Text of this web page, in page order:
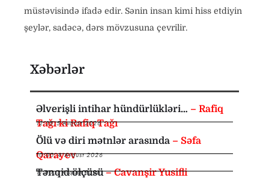
müstəvisində ifadə edir. Sənin insan kimi hiss etdiyin
şeylər, sadəcə, dərs mövzusuna çevrilir.
Xəbərlər
Əlverişli intihar hündürlükləri… – Rafiq
Tağı ki Rafiq Tağı
12:35,5 Avqust 2026
Ölü və diri mətnlər arasında – Səfa
Qarayev
10:00,4 Avqust 2026
Tənqid ölçüsü– Cavanşir Yusifli
11:00,1 Avqust 2026